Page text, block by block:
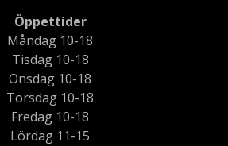
Öppettider
Måndag 10-18
Tisdag 10-18
Onsdag 10-18
Torsdag 10-18
Fredag 10-18
Lördag 11-15